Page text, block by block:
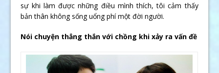
sự khi làm được những điều mình thích, tôi cảm thấy
bản thân không sống uổng phí một đời người.
Nói chuyện thẳng thắn với chồng khi xảy ra vấn đề